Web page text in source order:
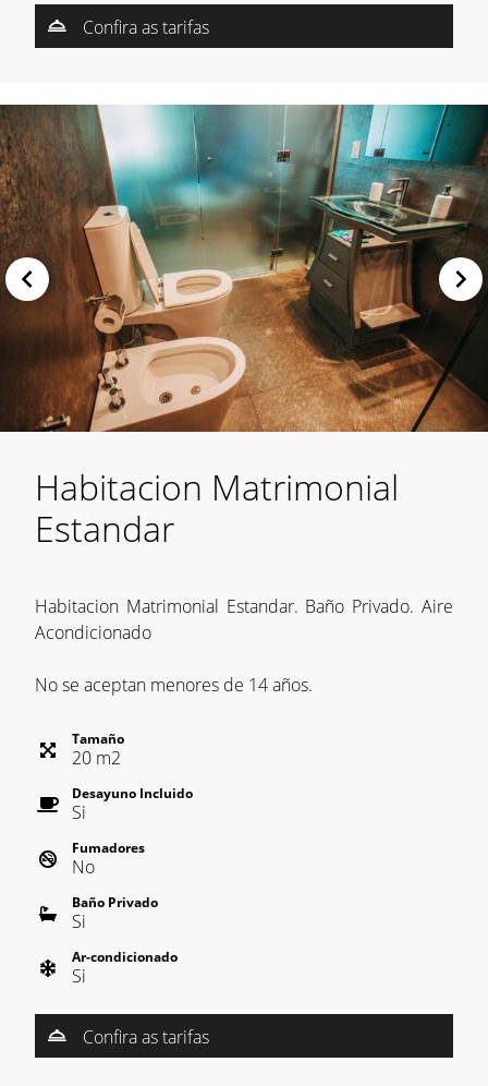
Confira as tarifas
Habitacion Matrimonial
Estandar
Habitacion Matrimonial Estandar. Baño Privado. Aire
Acondicionado
No se aceptan menores de 14 años.
Tamaño
20 m2
Desayuno Incluido
Si
Fumadores
No
Baño Privado
Si
Ar-condicionado
Si
Confira as tarifas